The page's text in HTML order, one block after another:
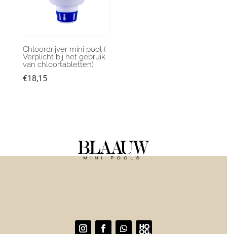
Chloordrijver mini pool (
Verplicht bij het gebruik
van chloortabletten)
€18,15